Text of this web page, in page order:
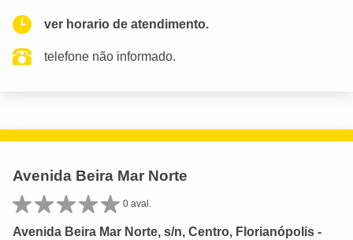
ver horario de atendimento.
telefone não informado.
Avenida Beira Mar Norte
0 aval.
Avenida Beira Mar Norte, s/n, Centro, Florianópolis -